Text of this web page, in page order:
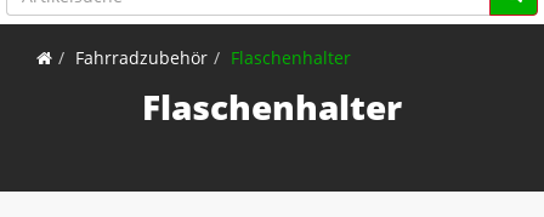
Fahrradzubehör Flaschenhalter
Flaschenhalter